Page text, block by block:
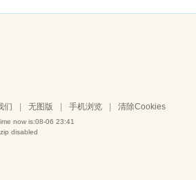
们 无图版 手机浏览 清除Cookies
now is:08-06 23:41
disabled